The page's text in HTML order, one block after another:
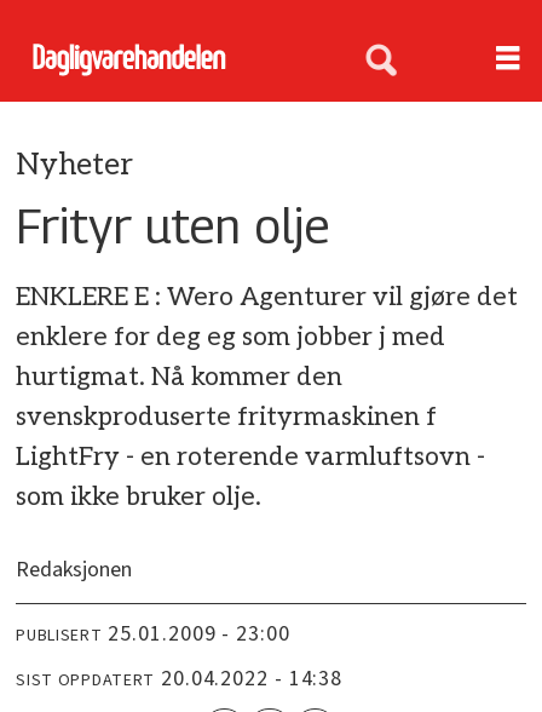
Nyheter
Frityr uten olje
ENKLERE E : Wero Agenturer vil gjøre det
enklere for deg eg som jobber j med
hurtigmat. Nå kommer den
svenskproduserte frityrmaskinen f
LightFry - en roterende varmluftsovn -
som ikke bruker olje.
Redaksjonen
PUBLISERT 25.01.2009 - 23:00
SIST OPPDATERT 20.04.2022 - 14:38